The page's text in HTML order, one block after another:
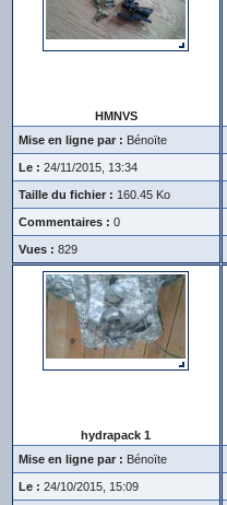
HMNVS
Mise en ligne par : Bénoïte
Le : 24/11/2015, 13:34
Taille du fichier : 160.45 Ko
Commentaires : 0
Vues : 829
hydrapack 1
Mise en ligne par : Bénoïte
Le : 24/10/2015, 15:09